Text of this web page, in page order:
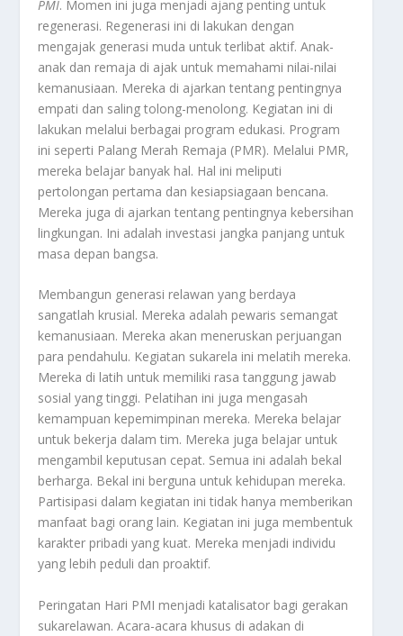
PMI. Momen ini juga menjadi ajang penting untuk
regenerasi. Regenerasi ini di lakukan dengan
mengajak generasi muda untuk terlibat aktif. Anak-
anak dan remaja di ajak untuk memahami nilai-nilai
kemanusiaan. Mereka di ajarkan tentang pentingnya
empati dan saling tolong-menolong. Kegiatan ini di
lakukan melalui berbagai program edukasi. Program
ini seperti Palang Merah Remaja (PMR). Melalui PMR,
mereka belajar banyak hal. Hal ini meliputi
pertolongan pertama dan kesiapsiagaan bencana.
Mereka juga di ajarkan tentang pentingnya kebersihan
lingkungan. Ini adalah investasi jangka panjang untuk
masa depan bangsa.
Membangun generasi relawan yang berdaya
sangatlah krusial. Mereka adalah pewaris semangat
kemanusiaan. Mereka akan meneruskan perjuangan
para pendahulu. Kegiatan sukarela ini melatih mereka.
Mereka di latih untuk memiliki rasa tanggung jawab
sosial yang tinggi. Pelatihan ini juga mengasah
kemampuan kepemimpinan mereka. Mereka belajar
untuk bekerja dalam tim. Mereka juga belajar untuk
mengambil keputusan cepat. Semua ini adalah bekal
berharga. Bekal ini berguna untuk kehidupan mereka.
Partisipasi dalam kegiatan ini tidak hanya memberikan
manfaat bagi orang lain. Kegiatan ini juga membentuk
karakter pribadi yang kuat. Mereka menjadi individu
yang lebih peduli dan proaktif.
Peringatan Hari PMI menjadi katalisator bagi gerakan
sukarelawan. Acara-acara khusus di adakan di